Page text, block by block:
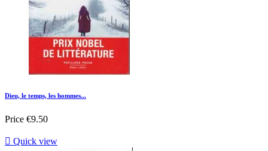
Dieu, le temps, les hommes...
Price €9.50
 Quick view